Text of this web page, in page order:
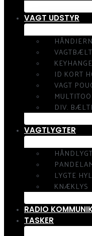
VAGT UDSTYR
HÅNDJERN
ID KORT
VAGT
DIV.
VAGTLYGTER
LYGTE
KNÆKLYS
RADIO
TASKER